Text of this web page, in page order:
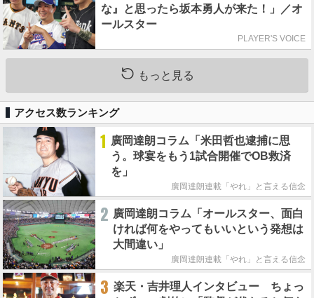
な』と思ったら坂本勇人が来た！」／オ
ールスター
PLAYER'S VOICE
もっと見る
アクセス数ランキング
1 廣岡達朗コラム「米田哲也逮捕に思
う。球宴をもう1試合開催でOB救済
を」
廣岡達朗連載「やれ」と言える信念
2 廣岡達朗コラム「オールスター、面白
ければ何をやってもいいという発想は
大間違い」
廣岡達朗連載「やれ」と言える信念
3 楽天・吉井理人インタビュー ちょっ